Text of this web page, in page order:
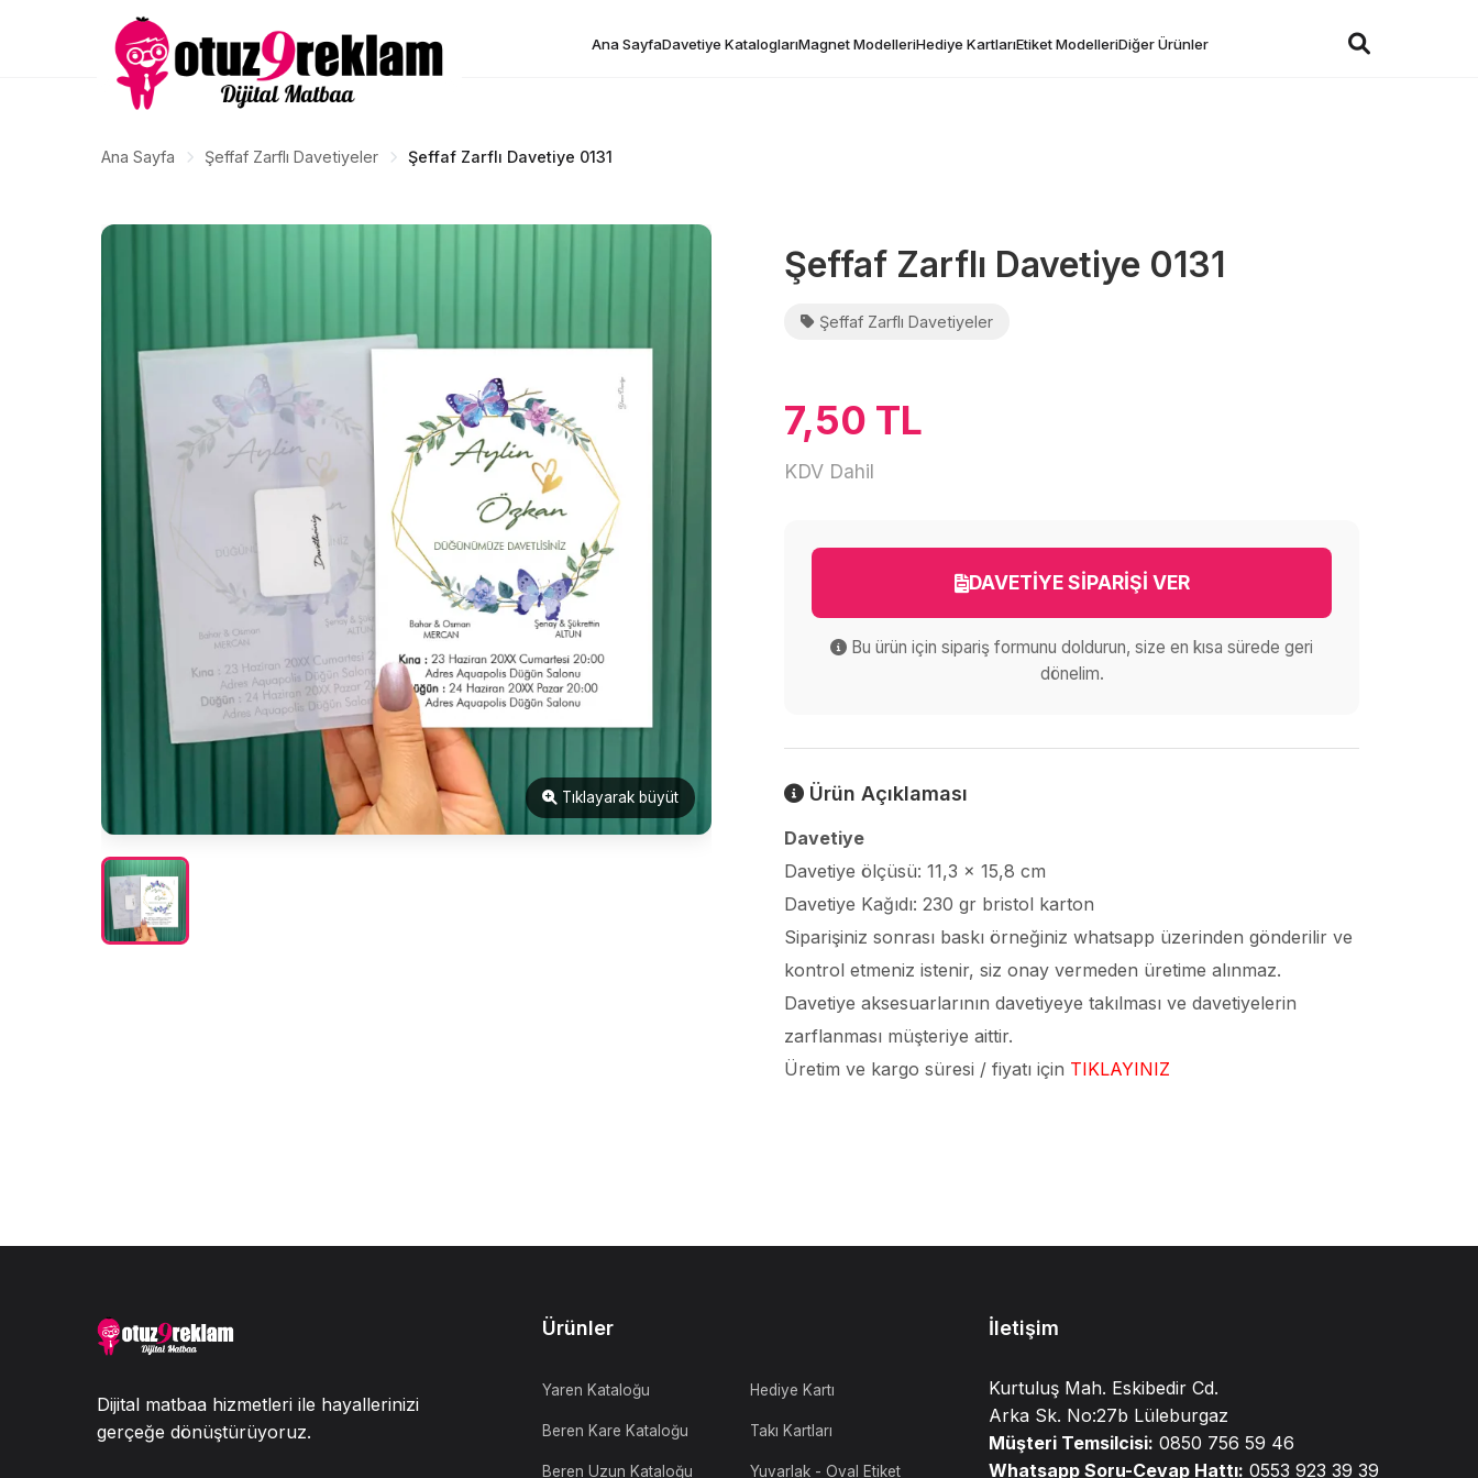
Ana SayfaDavetiye KataloglarıMagnet ModelleriHediye KartlarıEtiket ModelleriDiğer Ürünler
Ana Sayfa Şeffaf Zarflı Davetiyeler Şeffaf Zarflı Davetiye 0131
Tıklayarak büyüt
Şeffaf Zarflı Davetiye 0131
Şeffaf Zarflı Davetiyeler
7,50 TL
KDV Dahil
DAVETİYE SİPARİŞİ VER
Bu ürün için sipariş formunu doldurun, size en kısa sürede geri
dönelim.
Ürün Açıklaması
Davetiye
Davetiye ölçüsü: 11,3 x 15,8 cm
Davetiye Kağıdı: 230 gr bristol karton
Siparişiniz sonrası baskı örneğiniz whatsapp üzerinden gönderilir ve
kontrol etmeniz istenir, siz onay vermeden üretime alınmaz.
Davetiye aksesuarlarının davetiyeye takılması ve davetiyelerin
zarflanması müşteriye aittir.
Üretim ve kargo süresi / fiyatı için TIKLAYINIZ
Dijital matbaa hizmetleri ile hayallerinizi
gerçeğe dönüştürüyoruz.
Ürünler
Yaren Kataloğu
Beren Kare Kataloğu
Beren Uzun Kataloğu
Hediye Kartı
Takı Kartları
Yuvarlak - Oval Etiket
İletişim
Kurtuluş Mah. Eskibedir Cd.
Arka Sk. No:27b Lüleburgaz
Müşteri Temsilcisi: 0850 756 59 46
Whatsapp Soru-Cevap Hattı: 0553 923 39 39